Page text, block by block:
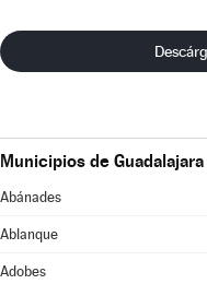
Municipios de Guadalajara
Abánades
Ablanque
Adobes